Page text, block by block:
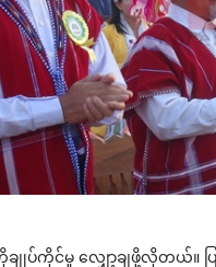
ဟိုချုပ်ကိုင်မှု ‌လျှော့ချဖို့လိုတ